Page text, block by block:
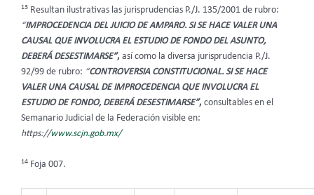
13 Resultan ilustrativas las jurisprudencias P./J. 135/2001 de rubro:
“IMPROCEDENCIA DEL JUICIO DE AMPARO. SI SE HACE VALER UNA
CAUSAL QUE INVOLUCRA EL ESTUDIO DE FONDO DEL ASUNTO,
DEBERÁ DESESTIMARSE”, así como la diversa jurisprudencia P./J.
92/99 de rubro: “CONTROVERSIA CONSTITUCIONAL. SI SE HACE
VALER UNA CAUSAL DE IMPROCEDENCIA QUE INVOLUCRA EL
ESTUDIO DE FONDO, DEBERÁ DESESTIMARSE”, consultables en el
Semanario Judicial de la Federación visible en:
https://www.scjn.gob.mx/
14 Foja 007.